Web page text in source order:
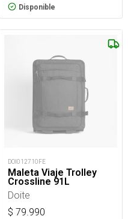
Disponible
DOI012710FE
Maleta Viaje Trolley
Crossline 91L
Doite
$ 79.990